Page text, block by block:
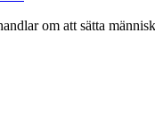
om att sätta